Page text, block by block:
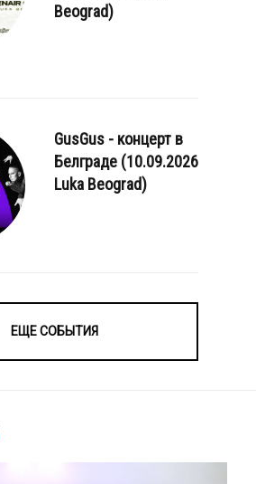
Beograd)
GusGus - концерт в
Белграде (10.09.2026
Luka Beograd)
ЕЩЕ СОБЫТИЯ